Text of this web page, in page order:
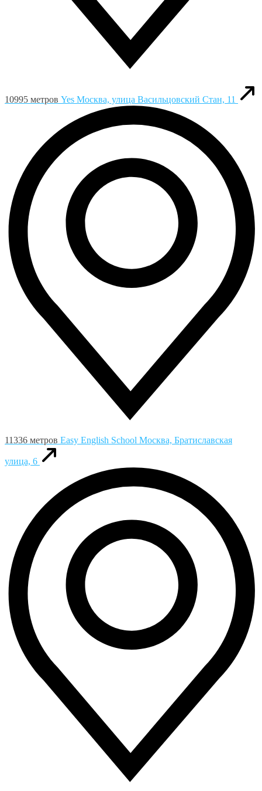
10995 метров Yes Москва, улица Васильцовский Стан, 11
11336 метров Easy English School Москва, Братиславская
улица, 6